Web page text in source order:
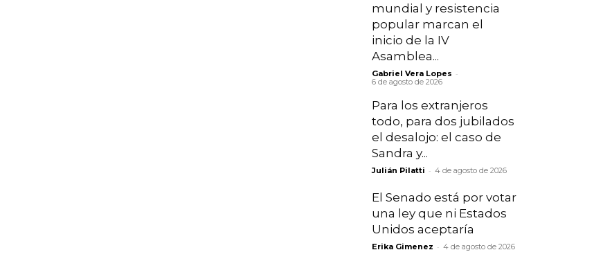
mundial y resistencia
popular marcan el
inicio de la IV
Asamblea...
Gabriel Vera Lopes -
6 de agosto de 2026
Para los extranjeros
todo, para dos jubilados
el desalojo: el caso de
Sandra y...
Julián Pilatti - 4 de agosto de 2026
El Senado está por votar
una ley que ni Estados
Unidos aceptaría
Erika Gimenez - 4 de agosto de 2026